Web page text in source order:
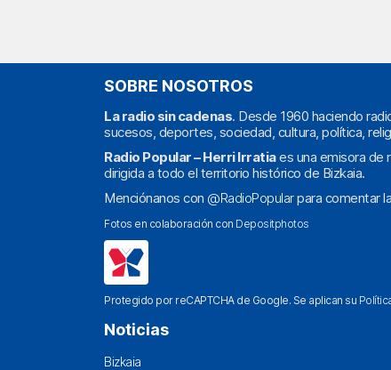
SOBRE NOSOTROS
La radio sin cadenas. Desde 1960 haciendo
sucesos, deportes, sociedad, cultura, política,
Radio Popular – Herri Irratiaes una emisora de
dirigida a todo el territorio histórico de Bizkaia.
Menciónanos con @RadioPopularpara comentar
Fotos en colaboración con Depositphotos
Protegido por reCAPTCHA de Google. Se aplican su
Noticias
Bizkaia